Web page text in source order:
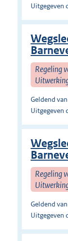
Uitgegeven
Regeling
Geldend
Uitgegeven
Regeling
Geldend
Uitgegeven